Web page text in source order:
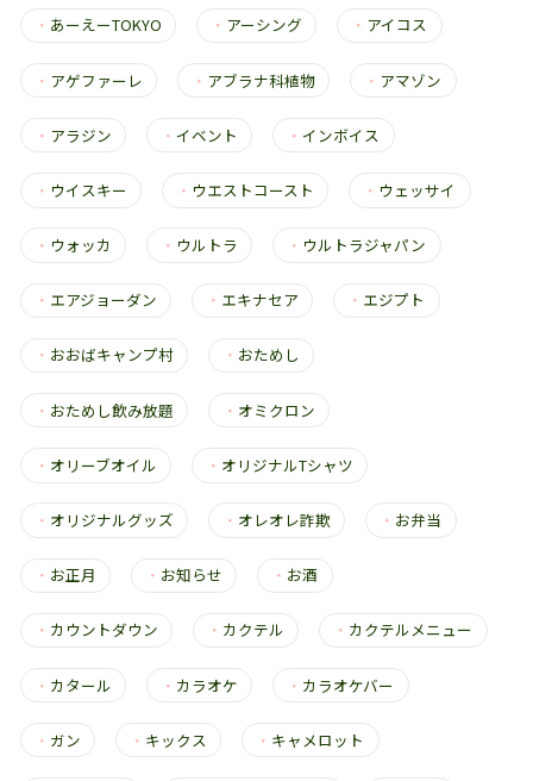
・ あーえーTOKYO ・ アーシング ・ アイコス
・ アゲファーレ ・ アブラナ科植物 ・ アマゾン
・ アラジン ・イベント ・インボイス
・ ウイスキー ・ ウエストコースト ・ ウェッサイ
・ ウォッカ ・ ウルトラ ・ ウルトラジャパン
・ エアジョーダン ・ エキナセア ・ エジプト
・ おおばキャンプ村 ・ おためし
・ おためし飲み放題 ・ オミクロン
・ オリーブオイル ・ オリジナルTシャツ
・ オリジナルグッズ ・ オレオレ詐欺 ・ お弁当
・ お正月 ・ お知らせ ・ お酒
・ カウントダウン ・ カクテル ・ カクテルメニュー
・ カタール ・ カラオケ ・ カラオケバー
・ ガン ・ キックス ・ キャメロット